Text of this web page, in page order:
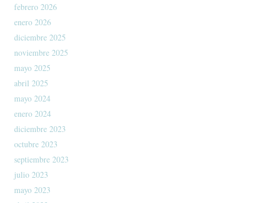
febrero 2026
enero 2026
diciembre 2025
noviembre 2025
mayo 2025
abril 2025
mayo 2024
enero 2024
diciembre 2023
octubre 2023
septiembre 2023
julio 2023
mayo 2023